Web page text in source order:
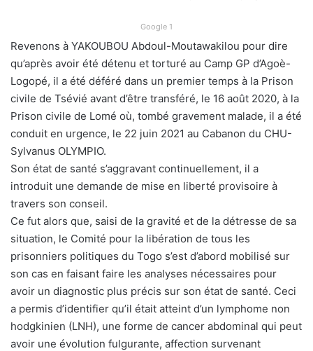
Google 1
Revenons à YAKOUBOU Abdoul-Moutawakilou pour dire
qu’après avoir été détenu et torturé au Camp GP d’Agoè-
Logopé, il a été déféré dans un premier temps à la Prison
civile de Tsévié avant d’être transféré, le 16 août 2020, à la
Prison civile de Lomé où, tombé gravement malade, il a été
conduit en urgence, le 22 juin 2021 au Cabanon du CHU-
Sylvanus OLYMPIO.
Son état de santé s’aggravant continuellement, il a
introduit une demande de mise en liberté provisoire à
travers son conseil.
Ce fut alors que, saisi de la gravité et de la détresse de sa
situation, le Comité pour la libération de tous les
prisonniers politiques du Togo s’est d’abord mobilisé sur
son cas en faisant faire les analyses nécessaires pour
avoir un diagnostic plus précis sur son état de santé. Ceci
a permis d’identifier qu’il était atteint d’un lymphome non
hodgkinien (LNH), une forme de cancer abdominal qui peut
avoir une évolution fulgurante, affection survenant